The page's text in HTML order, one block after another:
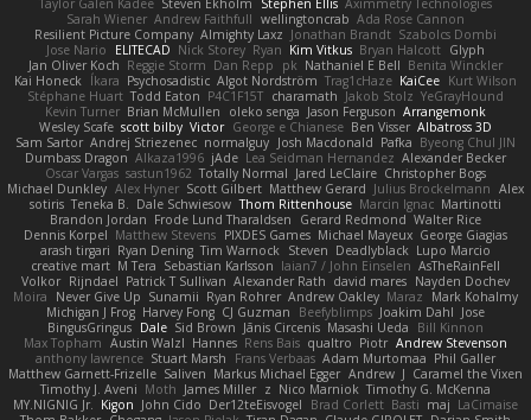
Taylor Galen Kadee Steven Ekholm Stephen Ellis Aximmetry Technologies
Sarah Wiener Andrew Faithfull wellingtoncrab Ada Rose Cannon
Resilient Picture Company Almighty Laxz Jonathan Brandt Szabolcs Dombi
Jose Nario
ELITECAD Nick Storey Ryan Kim Vitkus Bryan Halcott Glyph
Jan Oliver Koch Reggie Storm Dan Repp pk Nathaniel E Bell Benita Winckler
Kai Honeck Íkara Psychosadistic Algot Nordström Trag1cHaze KaiCee Kurt Wilson
Stéphane Huart Todd Eaton P4C1F15T charamath Jakob Stolz YeGrayHound
Kevin Turner Brian McMullen oleko senga Jason Ferguson Arrangemonk
Wesley Scafe scott bilby Victor George e Chianese Ben Visser Albatross 3D
Sam Sartor Andrej Striezenec normalguy Josh Macdonald Pafka Byeong Chul JIN
Dumbass Dragon Alkaza1996 jAde Lea Seidman Hernandez Alexander Becker
Oscar Vargas sastun1962 Totally Normal Jared LeClaire Christopher Bogs
Michael Dunkley Alex Hyner Scott Gilbert Matthew Gerard Julius Brockelmann Alex
sotiris Teneka B. Dale Schwiesow Thom Rittenhouse Marcin Ignac Martinotti
Brandon Jordan Frode Lund Tharaldsen Gerard Redmond Walter Rice
Dennis Korpel Matthew Stevens PIXDES Games Michael Mayeux George Giagias
arash tirgari Ryan Dening Tim Warnock Steven Deadlyblack Lupo Marcio
creative mart M Tera Sebastian Karlsson Iaian7 / John Einselen AsTheRainFell
Volkor Rijndael Patrick T Sullivan Alexander Rath david mares Nayden Dochev
Moira
Never Give Up Sunamii Ryan Rohrer Andrew Oakley Maraz
Mark Kohalmy
Michigan J Frog Harvey Fong CJ Guzman Beefyblimps Joakim Dahl Jose
BingusGringus Dale Sid Brown Jānis Circenis Masashi Ueda
Bill Kinnon
Max Topham Austin Walzl Hannes Rens Bais qualtro Piotr Andrew Stevenson
anthony lawrence Stuart Marsh Frans Verbaas Adam Murtomaa Phil Galler
Matthew Garnett-Frizelle Saliven Markus Michael Egger Andrew J Caramel the Vixen
Timothy J. Aveni Moth James Miller z Nico Marniok Timothy G. McKenna
MY.NIGNIG Jr. Kigon John Cido Der12teEisvogel Brad Corlett Basti maj LaCimaise